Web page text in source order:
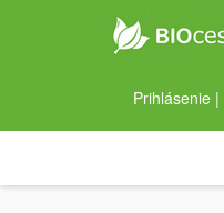
Prihlásenie|